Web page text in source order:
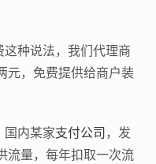
种说法，我们代理商
元，免费提供给商户装
国内某家支付公司 ，发
流量，每年扣取一次流